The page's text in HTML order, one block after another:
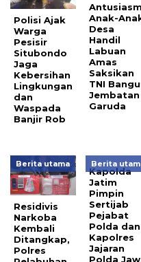
Polisi Ajak
Warga
Pesisir
Situbondo
Jaga
Kebersihan
Lingkungan
dan
Waspada
Banjir Rob
Anak-
Desa
Handil
Labuan
Amas
Saksikan
TNI
Jembatan
Garuda
Berita utama
Residivis
Narkoba
Kembali
Ditangkap,
Polres
Berita
Kapolda
Jatim
Pimpin
Sertijab
Pejabat
Polda dan
Kapolres
Jajaran
Polda